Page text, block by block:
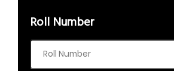
Roll Number